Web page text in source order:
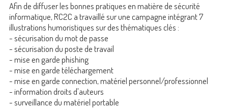
Afin de diffuser les bonnes pratiques en matière de sécurité
informatique, RC2C a travaillé sur une campagne intégrant 7
illustrations humoristiques sur des thématiques clés :
- sécurisation du mot de passe
- sécurisation du poste de travail
- mise en garde phishing
- mise en garde téléchargement
- mise en garde connection, matériel personnel/professionnel
- information droits d'auteurs
- surveillance du matériel portable